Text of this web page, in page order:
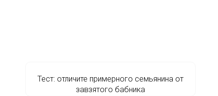
Тест: отличите примерного семьянина от
завзятого бабника